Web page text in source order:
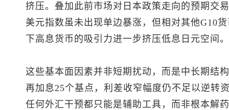
挤压。叠加此前市场对日本政策走向的预期交
美元指数 虽未出现单边暴涨，但相对其他G10
下高息货币的吸引力进一步挤压低息日元空间。
这些基本面因素并非短期扰动，而是中长期结
再加息25个基点，利差收窄幅度仍不足以逆转
任何外汇干预都只能是辅助工具，而非根本解